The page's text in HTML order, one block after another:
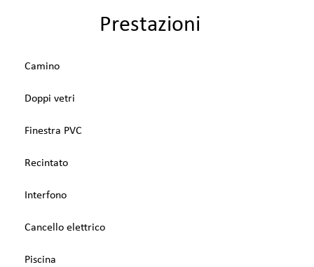
Prestazioni
Camino
Doppi vetri
Finestra PVC
Recintato
Interfono
Cancello elettrico
Piscina